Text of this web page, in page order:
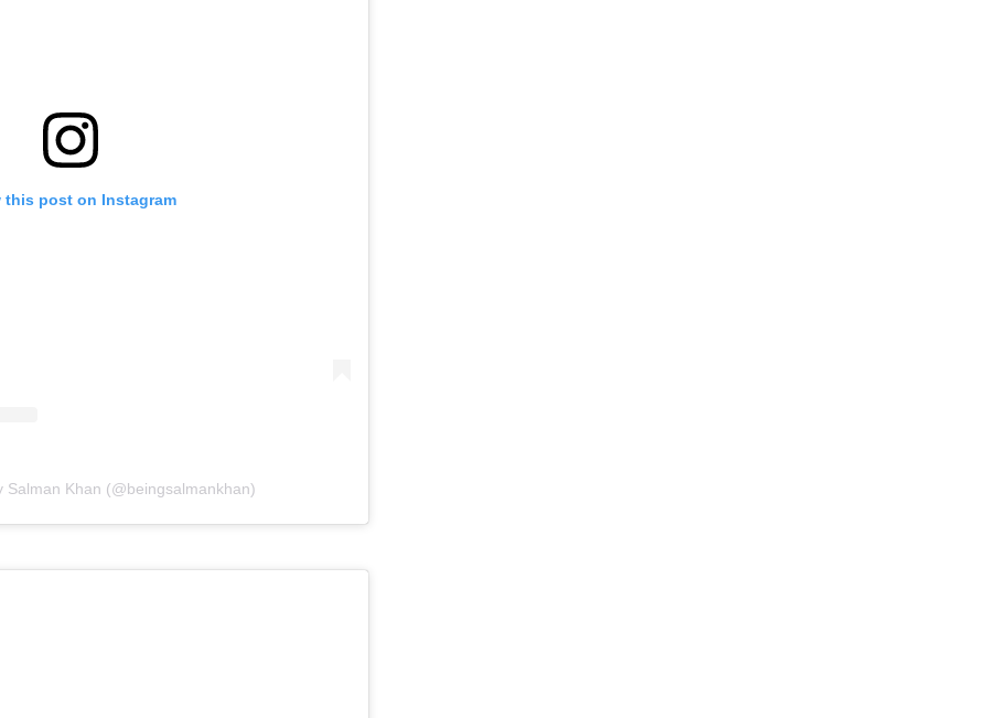
this post on Instagram
Salman Khan (@beingsalmankhan)